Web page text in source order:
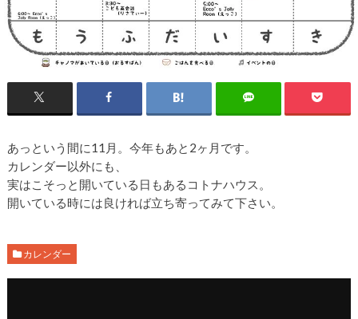
あっという間に11月。今年もあと2ヶ月です。
カレンダー以外にも、
実はこそっと開いている日もあるコトナハウス。
開いている時には良ければ立ち寄ってみて下さい。
カレンダー